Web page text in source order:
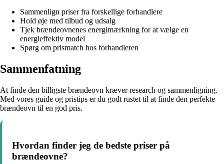
Sammenlign priser fra forskellige forhandlere
Hold øje med tilbud og udsalg
Tjek brændeovnenes energimærkning for at vælge en
energieffektiv model
Spørg om prismatch hos forhandleren
Sammenfatning
At finde den billigste brændeovn kræver research og sammenligning.
Med vores guide og pristips er du godt rustet til at finde den perfekte
brændeovn til en god pris.
Hvordan finder jeg de bedste priser på
brændeovne?